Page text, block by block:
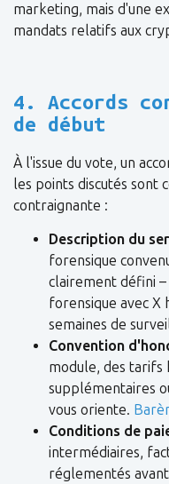
marketing, mais d'une
mandats relatifs aux
4. Accords
de début
À l'issue du vote, un
les points discutés sont
contraignante :
Description du
forensique
clairement défini
forensique avec X
semaines de
Convention
module, des tarifs
supplémentaires
vous oriente.
Conditions de
intermédiaires,
réglementés